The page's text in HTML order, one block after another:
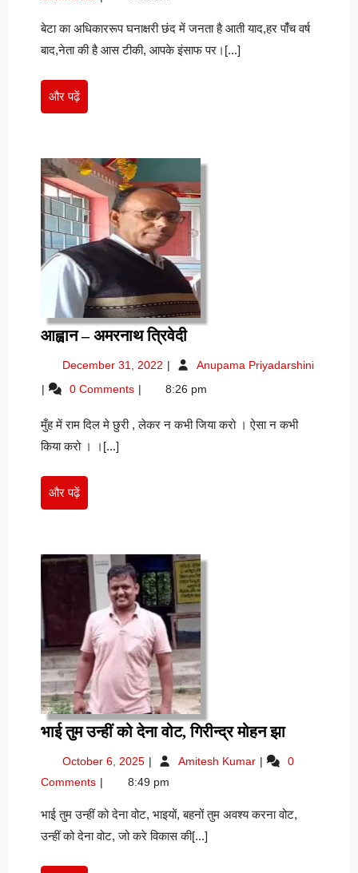
जैनेन्द्र
2025
बेटा का अधिकाररूप घनाक्षरी छंद में जनता है आती याद,हर पांँच वर्ष
बाद,नेता की है आस टीकी, आपके इंसाफ पर।[...]
और पढ़ेंऔर
पढ़ें
आह्वान – अमरनाथ त्रिवेदीआह्वान
अमरनाथ
त्रिवेदी
December 31, 2022 December
2022
Anupama Priyadarshiniआह्वान
0 Comments 8:26 pm
मुँह में राम दिल मे छुरी , लेकर न कभी जिया करो । ऐसा न कभी
किया करो । ।[...]
और पढ़ेंऔर
पढ़ें
भाई तुम उन्हीं को देना वोट, गिरीन्द्र मोहन झाभाई
उन्हीं
देना
October 6, 2025 October
2025
Amitesh Kumar भाई
0
Comments
8:49 pm
भाई तुम उन्हीं को देना वोट, भाइयों, बहनों तुम अवश्य करना वोट,
उन्हीं को देना वोट, जो करे विकास की[...]